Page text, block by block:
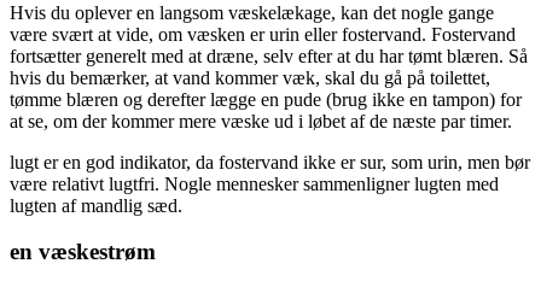
Hvis du oplever en langsom væskelækage, kan det nogle gange
være svært at vide, om væsken er urin eller fostervand. Fostervand
fortsætter generelt med at dræne, selv efter at du har tømt blæren. Så
hvis du bemærker, at vand kommer væk, skal du gå på toilettet,
tømme blæren og derefter lægge en pude (brug ikke en tampon) for
at se, om der kommer mere væske ud i løbet af de næste par timer.
lugt er en god indikator, da fostervand ikke er sur, som urin, men bør
være relativt lugtfri. Nogle mennesker sammenligner lugten med
lugten af mandlig sæd.
en væskestrøm